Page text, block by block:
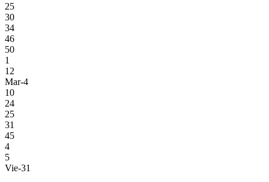
25
30
34
46
50
1
12
Mar-4
10
24
25
31
45
4
5
Vie-31